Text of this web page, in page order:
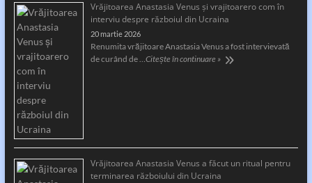
Vrăjitoarea Anastasia Venus și vrajitoarero com în
interviu despre războiul din Ucraina
20 martie 2026
Renumita vrăjitoare Anastasia Venus a fost intervievată
de curând de …Citește în continuare »
Vrăjitoarea Anastasia Venus a făcut un ritual pentru
terminarea războiului din Ucraina